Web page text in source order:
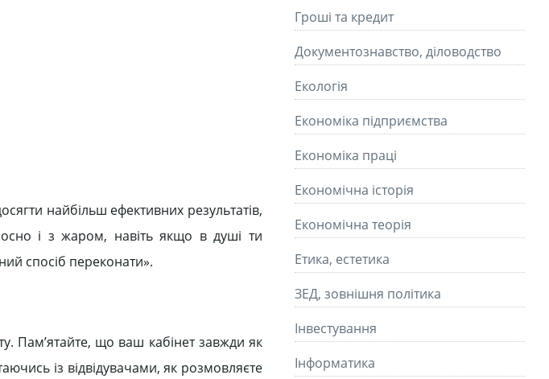
найбільш ефективних результатів,
і з жаром, навіть якщо в душі ти
спосіб переконати».
Пам’ятайте, що ваш кабінет завжди як
із відвідувачами, як розмовляєте
Гроші та кредит
Документознавство, діловодство
Екологія
Економіка підприємства
Економіка праці
Економічна історія
Економічна теорія
Етика, естетика
ЗЕД, зовнішня політика
Інвестування
Інформатика